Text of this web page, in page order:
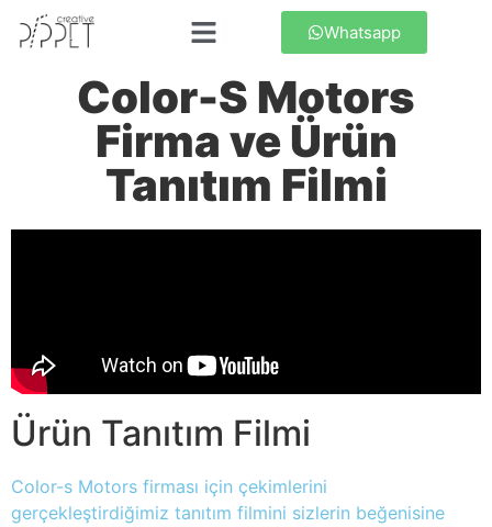
Whatsapp
Color-S Motors
Firma ve Ürün
Tanıtım Filmi
Ürün Tanıtım Filmi
Color-s Motors firması için çekimlerini
gerçekleştirdiğimiz tanıtım filmini sizlerin beğenisine